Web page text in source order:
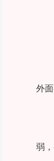
外
弱